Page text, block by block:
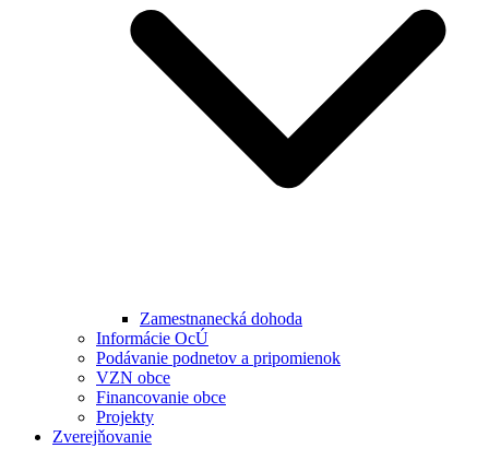
Zamestnanecká dohoda
Informácie OcÚ
Podávanie podnetov a pripomienok
VZN obce
Financovanie obce
Projekty
Zverejňovanie